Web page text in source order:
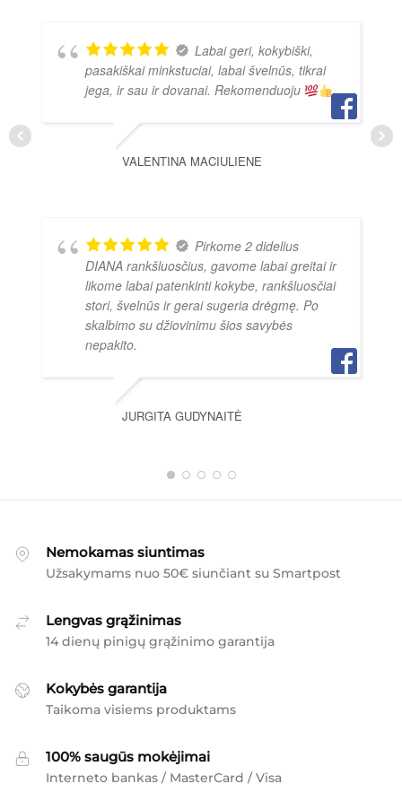
Labai geri, kokybiški,
pasakiškai minkstuciai, labai švelnūs, tikrai
jega, ir sau ir dovanai. Rekomenduoju
VALENTINA MACIULIENE
Pirkome 2 didelius
DIANA rankšluosčius, gavome labai greitai ir
likome labai patenkinti kokybe, rankšluosčiai
stori, švelnūs ir gerai sugeria drėgmę. Po
skalbimo su džiovinimu šios savybės
nepakito.
JURGITA GUDYNAITĖ
Nemokamas siuntimas
Užsakymams nuo 50€ siunčiant su Smartpost
Lengvas grąžinimas
14 dienų pinigų grąžinimo garantija
Kokybės garantija
Taikoma visiems produktams
100% saugūs mokėjimai
Interneto bankas / MasterCard / Visa